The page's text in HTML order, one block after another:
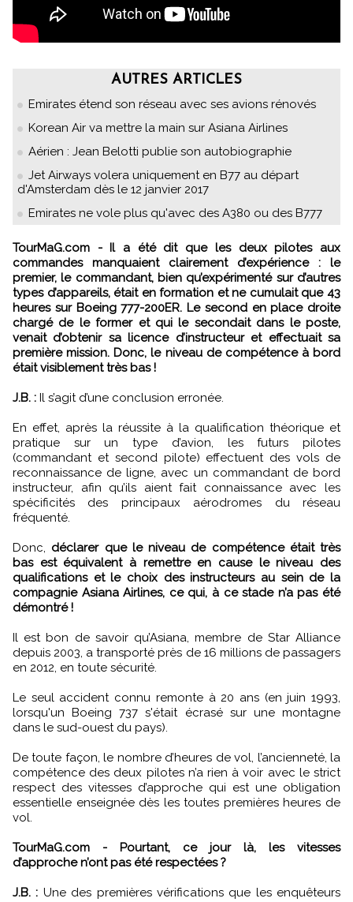
AUTRES ARTICLES
Emirates étend son réseau avec ses avions rénovés
Korean Air va mettre la main sur Asiana Airlines
Aérien : Jean Belotti publie son autobiographie
Jet Airways volera uniquement en B77 au départ
d'Amsterdam dès le 12 janvier 2017
Emirates ne vole plus qu'avec des A380 ou des B777
TourMaG.com - Il a été dit que les deux pilotes aux
commandes manquaient clairement d’expérience : le
premier, le commandant, bien qu’expérimenté sur d’autres
types d’appareils, était en formation et ne cumulait que 43
heures sur Boeing 777-200ER. Le second en place droite
chargé de le former et qui le secondait dans le poste,
venait d’obtenir sa licence d’instructeur et effectuait sa
première mission. Donc, le niveau de compétence à bord
était visiblement très bas !
J.B. : Il s’agit d’une conclusion erronée.
En effet, après la réussite à la qualification théorique et
pratique sur un type d’avion, les futurs pilotes
(commandant et second pilote) effectuent des vols de
reconnaissance de ligne, avec un commandant de bord
instructeur, afin qu’ils aient fait connaissance avec les
spécificités des principaux aérodromes du réseau
fréquenté.
Donc, déclarer que le niveau de compétence était très
bas est équivalent à remettre en cause le niveau des
qualifications et le choix des instructeurs au sein de la
compagnie Asiana Airlines, ce qui, à ce stade n’a pas été
démontré !
Il est bon de savoir qu’Asiana, membre de Star Alliance
depuis 2003, a transporté près de 16 millions de passagers
en 2012, en toute sécurité.
Le seul accident connu remonte à 20 ans (en juin 1993,
lorsqu'un Boeing 737 s'était écrasé sur une montagne
dans le sud-ouest du pays).
De toute façon, le nombre d’heures de vol, l’ancienneté, la
compétence des deux pilotes n’a rien à voir avec le strict
respect des vitesses d’approche qui est une obligation
essentielle enseignée dès les toutes premières heures de
vol.
TourMaG.com - Pourtant, ce jour là, les vitesses
d’approche n’ont pas été respectées ?
J.B. : Une des premières vérifications que les enquêteurs